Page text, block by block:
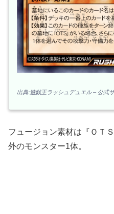
出典:遊戯王ラッシュデュエル – 公式
フュージョン素材は『ＯＴ
外のモンスター1体。